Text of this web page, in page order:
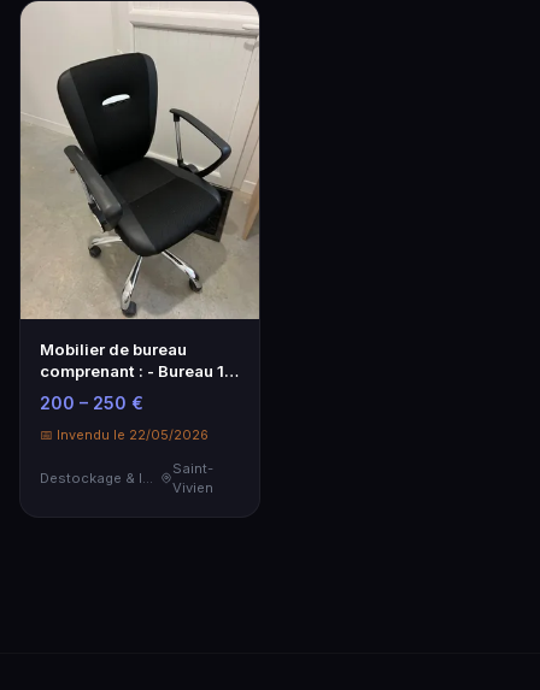
Mobilier de bureau
comprenant : - Bureau 1 :
2 fauteuils de …
200 – 250 €
📅 Invendu le 22/05/2026
Destockage & Invendus
Saint-
Vivien